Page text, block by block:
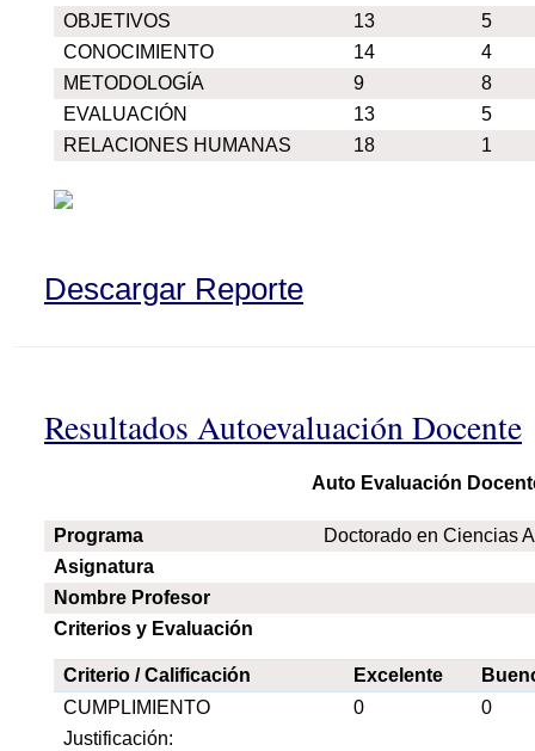
OBJETIVOS
13
5
CONOCIMIENTO
14
4
METODOLOGÍA
9
8
EVALUACIÓN
13
5
RELACIONES HUMANAS
18 1
Descargar Reporte
Resultados Autoevaluación Docente
Auto Evaluación
Programa
Doctorado en Ciencias
Asignatura
Nombre Profesor
Criterios y Evaluación
Criterio / Calificación Excelente
CUMPLIMIENTO
0
0
Justificación: